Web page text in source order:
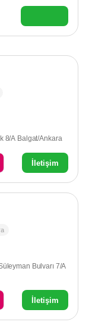
8/A Balgat/Ankara
İletişim
Bulvarı 7/A
İletişim